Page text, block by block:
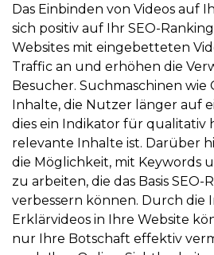
Das Einbinden von Videos auf
sich positiv auf Ihr SEO-
Websites mit eingebetteten
Traffic an und erhöhen die
Besucher. Suchmaschinen
Inhalte, die Nutzer länger auf
dies ein Indikator für qualitativ
relevante Inhalte ist. Darüber
die Möglichkeit, mit Keywords
zu arbeiten, die das Basis
verbessern können. Durch die
Erklärvideos in Ihre Website
nur Ihre Botschaft effektiv